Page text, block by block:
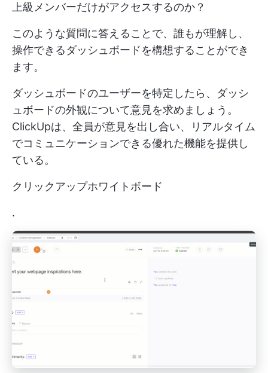
上級メンバーだけがアクセスするのか？
このような質問に答えることで、誰もが理解し、
操作できるダッシュボードを構想することができ
ます。
ダッシュボードのユーザーを特定したら、ダッシ
ュボードの外観について意見を求めましょう。
ClickUpは、全員が意見を出し合い、リアルタイム
でコミュニケーションできる優れた機能を提供し
ている。
クリックアップホワイトボード
.